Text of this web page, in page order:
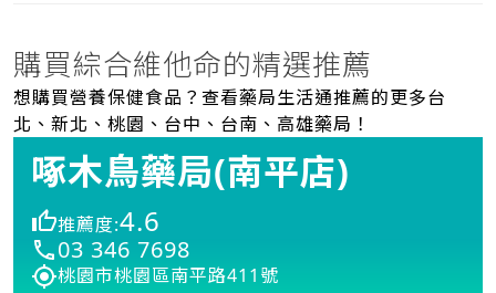
購買綜合維他命的精選推薦
想購買營養保健食品？查看藥局生活通推薦的更多台
北、新北、桃園、台中、台南、高雄藥局！
啄木鳥藥局(南平店)
推薦度:4.6
03 346 7698
桃園市桃園區南平路411號